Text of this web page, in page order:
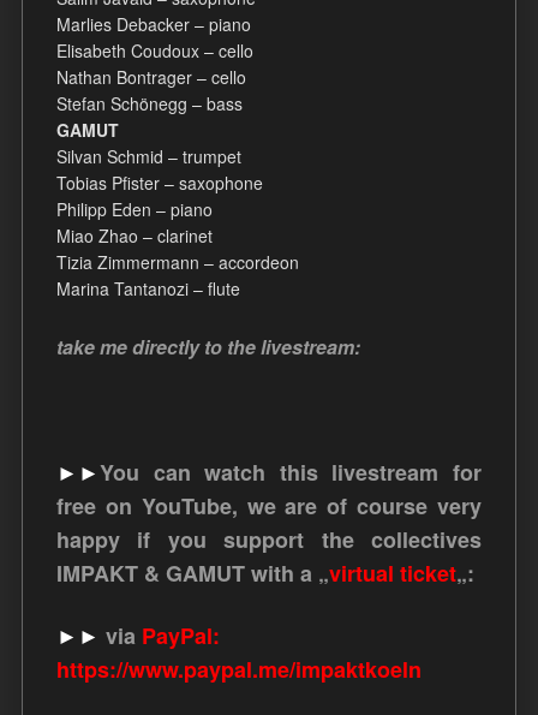
Marlies Debacker – piano
Elisabeth Coudoux – cello
Nathan Bontrager – cello
Stefan Schönegg – bass
GAMUT
Silvan Schmid – trumpet
Tobias Pfister – saxophone
Philipp Eden – piano
Miao Zhao – clarinet
Tizia Zimmermann – accordeon
Marina Tantanozi – flute
take me directly to the livestream:
►►You can watch this livestream for
free on YouTube, we are of course very
happy if you support the collectives
IMPAKT & GAMUT with a „virtual ticket„:
►► via PayPal:
https://www.paypal.me/impaktkoeln